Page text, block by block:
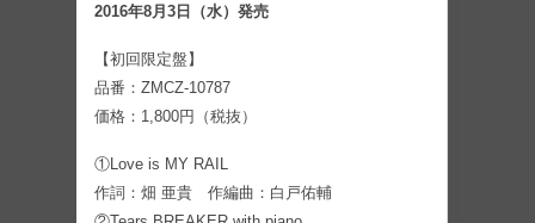
2016年8月3日（水）発売
【初回限定盤】
品番：ZMCZ-10787
価格：1,800円（税抜）
①Love is MY RAIL
作詞：畑 亜貴 作編曲：白戸佑輔